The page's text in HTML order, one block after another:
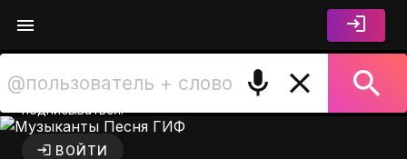
комментировать и
подписываться.
ВОЙТИ
Музыканты Песня ГИФ на